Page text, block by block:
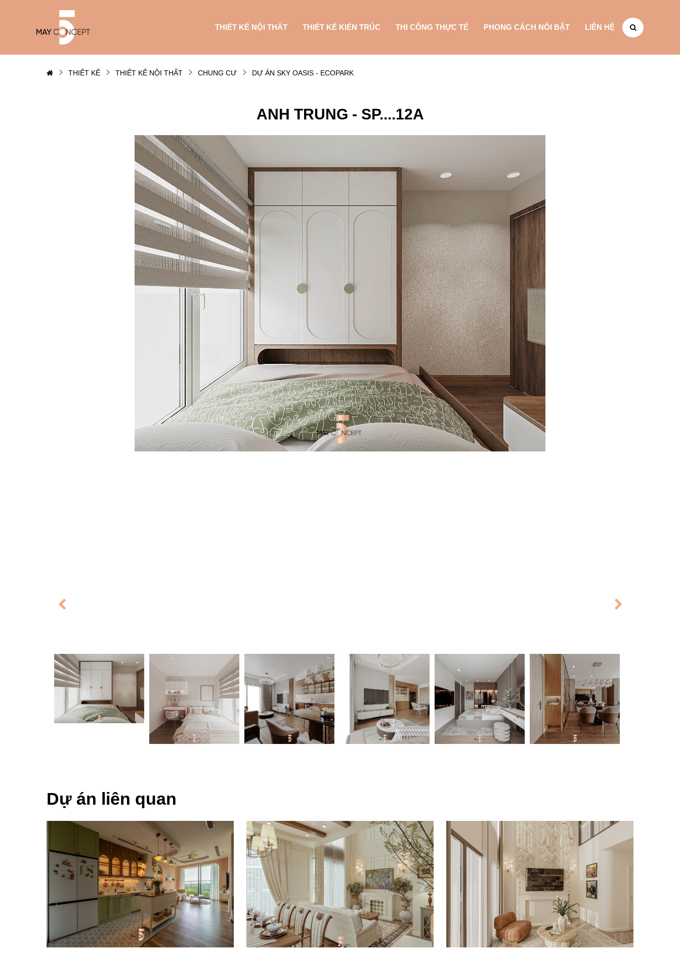
THIẾT KẾ NỘI THẤT THIẾT KẾ KIẾN TRÚC THI CÔNG THỰC TẾ PHONG CÁCH NỔI BẬT LIÊN HỆ
THIẾT KẾ THIẾT KẾ NỘI THẤT CHUNG CƯ DỰ ÁN SKY OASIS - ECOPARK
ANH TRUNG - SP....12A
Dự án liên quan